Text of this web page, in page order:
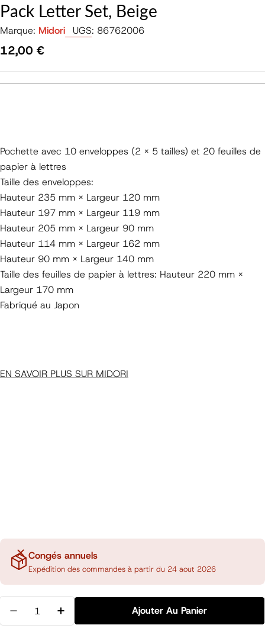
Pack Letter Set, Beige
Marque: Midori UGS: 86762006
Prix
régulier
12,00 €
Pochette avec 10 enveloppes (2 X 5 tailles) et 20 feuilles de
papier à lettres
Taille des enveloppes:
Hauteur 235 mm × Largeur 120 mm
Hauteur 197 mm × Largeur 119 mm
Hauteur 205 mm × Largeur 90 mm
Hauteur 114 mm × Largeur 162 mm
Hauteur 90 mm × Largeur 140 mm
Taille des feuilles de papier à lettres: Hauteur 220 mm ×
Largeur 170 mm
Fabriqué au Japon
EN SAVOIR PLUS SUR MIDORI
Congés annuels
Expédition des commandes à partir du 24 aout 2026
Diminuer La Quantité Pour Pack Letter Set, Beige
Augmenter La Quantité Pour Pack Letter
Ajouter Au Panier